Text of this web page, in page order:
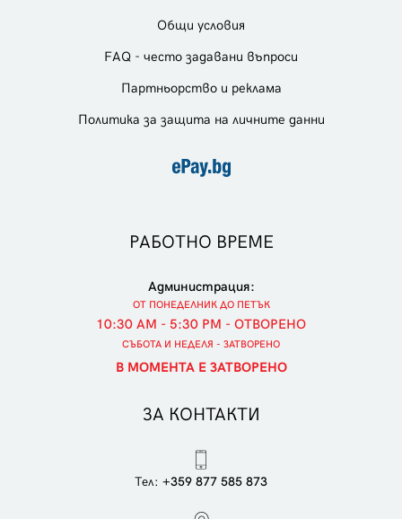
Общи условия
FAQ - често задавани въпроси
Партньорство и реклама
Политика за защита на личните данни
РАБОТНО ВРЕМЕ
Администрация:
ОТ ПОНЕДЕЛНИК ДО ПЕТЪК
10:30 AM - 5:30 PM - ОТВОРЕНО
СЪБОТА И НЕДЕЛЯ - ЗАТВОРЕНО
В МОМЕНТА Е ЗАТВОРЕНО
ЗА КОНТАКТИ
Тел: +359 877 585 873